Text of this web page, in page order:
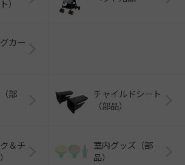
）
カー
部
チャイルドシート
（部品）
＆チ
室内グッズ（部
品）